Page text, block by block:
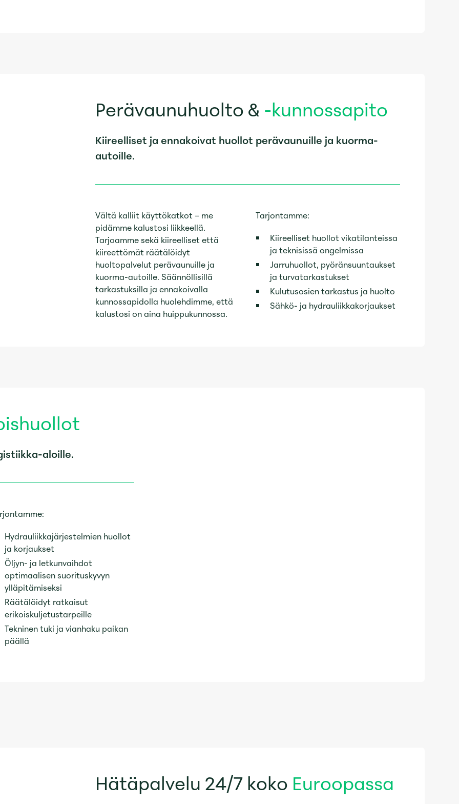
Perävaunuhuolto &-kunnossapito
Kiireelliset ja ennakoivat huollot perävaunuille ja kuorma-
autoille.
Vältä kalliit käyttökatkot – me
pidämme kalustosi liikkeellä.
Tarjoamme sekä kiireelliset että
kiireettömät räätälöidyt
huoltopalvelut perävaunuille ja
kuorma-autoille. Säännöllisillä
tarkastuksilla ja ennakoivalla
kunnossapidolla huolehdimme, että
kalustosi on aina huippukunnossa.
Tarjontamme:
Kiireelliset huollot vikatilanteissa
ja teknisissä ongelmissa
Jarruhuollot, pyöränsuuntaukset
ja turvatarkastukset
Kulutusosien tarkastus ja huolto
Sähkö- ja hydrauliikkakorjaukset
aloille.
Hydrauliikkajärjestelmien huollot
ja korjaukset
Öljyn- ja letkunvaihdot
optimaalisen suorituskyvyn
ylläpitämiseksi
Räätälöidyt ratkaisut
erikoiskuljetustarpeille
Tekninen tuki ja vianhaku paikan
päällä
Hätäpalvelu 24/7 koko Euroopassa